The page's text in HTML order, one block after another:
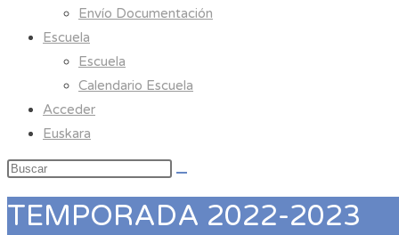
Envío Documentación
Escuela
Escuela
Calendario Escuela
Acceder
Euskara
TEMPORADA 2022-2023